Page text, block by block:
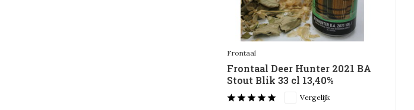
Frontaal
Frontaal Deer Hunter 2021 BA
Stout Blik 33 cl 13,40%
Vergelijk